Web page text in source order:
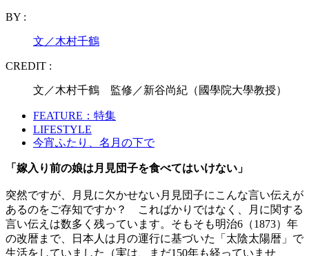
BY :
文／木村千鶴
CREDIT :
文／木村千鶴 監修／新谷尚紀（國學院大學教授）
FEATURE：特集
LIFESTYLE
今宵ふたり、名月の下で
「嫁入り前の娘は月見団子を食べてはいけない」
突然ですが、月見に欠かせない月見団子にこんな言い伝えが
あるのをご存知ですか？ こればかりではなく、月に関する
言い伝えは数多く残っています。そもそも明治6（1873）年
の改暦まで、日本人は月の運行に基づいた「太陰太陽暦」で
生活をしていました（実は、まだ150年も経っていませ